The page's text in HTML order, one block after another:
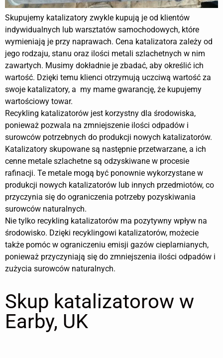
Skupujemy katalizatory zwykle kupują je od klientów
indywidualnych lub warsztatów samochodowych, które
wymieniają je przy naprawach. Cena katalizatora zależy od
jego rodzaju, stanu oraz ilości metali szlachetnych w nim
zawartych. Musimy dokładnie je zbadać, aby określić ich
wartość. Dzięki temu klienci otrzymują uczciwą wartość za
swoje katalizatory, a my mame gwarancję, że kupujemy
wartościowy towar.
Recykling katalizatorów jest korzystny dla środowiska,
ponieważ pozwala na zmniejszenie ilości odpadów i
surowców potrzebnych do produkcji nowych katalizatorów.
Katalizatory skupowane są następnie przetwarzane, a ich
cenne metale szlachetne są odzyskiwane w procesie
rafinacji. Te metale mogą być ponownie wykorzystane w
produkcji nowych katalizatorów lub innych przedmiotów, co
przyczynia się do ograniczenia potrzeby pozyskiwania
surowców naturalnych.
Nie tylko recykling katalizatorów ma pozytywny wpływ na
środowisko. Dzięki recyklingowi katalizatorów, możecie
także pomóc w ograniczeniu emisji gazów cieplarnianych,
ponieważ przyczyniają się do zmniejszenia ilości odpadów i
zużycia surowców naturalnych.
Skup katalizatorow w
Earby, UK